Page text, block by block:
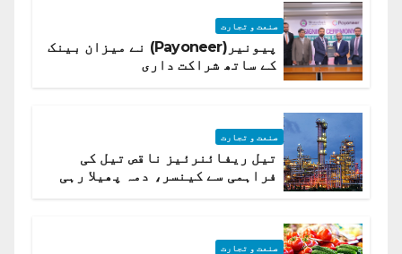
صنعت و تجارت
پیونیر(Payoneer) نے میزان بینک
کے ساتھ شراکت داری
صنعت و تجارت
تیل ریفائنرئیز ناقص تیل کی
فراہمی سے کینسر، دمہ پھیلا رہی
صنعت و تجارت